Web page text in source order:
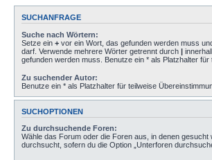
SUCHANFRAGE
Suche nach Wörtern:
Setze ein + vor ein Wort, das gefunden werden muss
darf. Verwende mehrere Wörter getrennt durch |
gefunden werden muss. Benutze ein * als Platzhalter für
Zu suchender Autor:
Benutze ein * als Platzhalter für teilweise
SUCHOPTIONEN
Zu durchsuchende Foren:
Wähle das Forum oder die Foren aus, in denen
durchsucht, sofern du die Option „Unterforen